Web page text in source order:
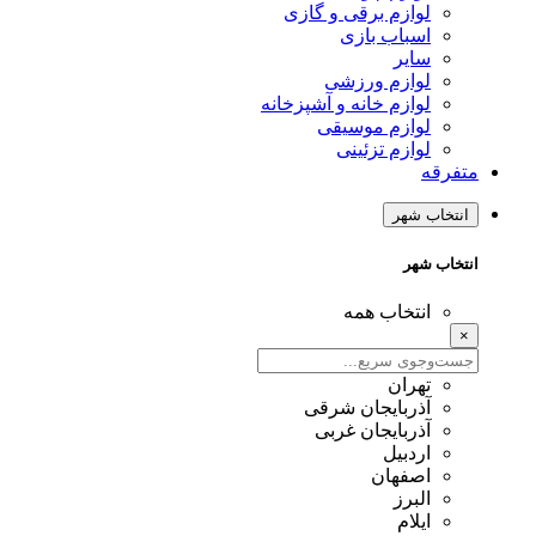
لوازم برقی و گازی
اسباب بازی
سایر
لوازم ورزشی
لوازم خانه و آشپزخانه
لوازم موسیقی
لوازم تزئینی
متفرقه
انتخاب شهر
انتخاب شهر
انتخاب همه
تهران
آذربایجان شرقی
آذربایجان غربی
اردبیل
اصفهان
البرز
ایلام